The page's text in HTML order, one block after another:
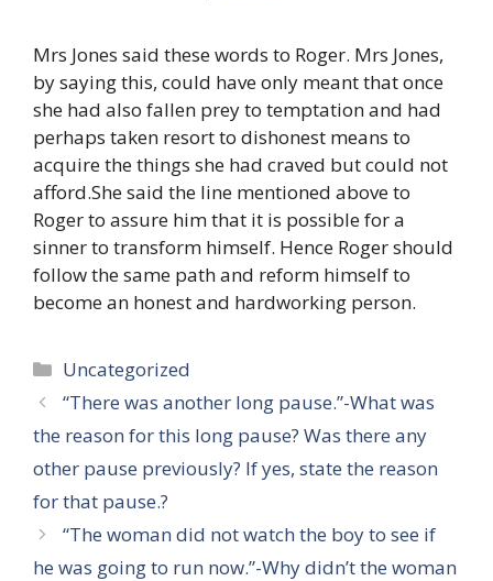
Mrs Jones said these words to Roger. Mrs Jones,
by saying this, could have only meant that once
she had also fallen prey to temptation and had
perhaps taken resort to dishonest means to
acquire the things she had craved but could not
afford.She said the line mentioned above to
Roger to assure him that it is possible for a
sinner to transform himself. Hence Roger should
follow the same path and reform himself to
become an honest and hardworking person.
Categories
Uncategorized
“There was another long pause.”-What was
the reason for this long pause? Was there any
other pause previously? If yes, state the reason
for that pause.?
“The woman did not watch the boy to see if
he was going to run now.”-Why didn’t the woman